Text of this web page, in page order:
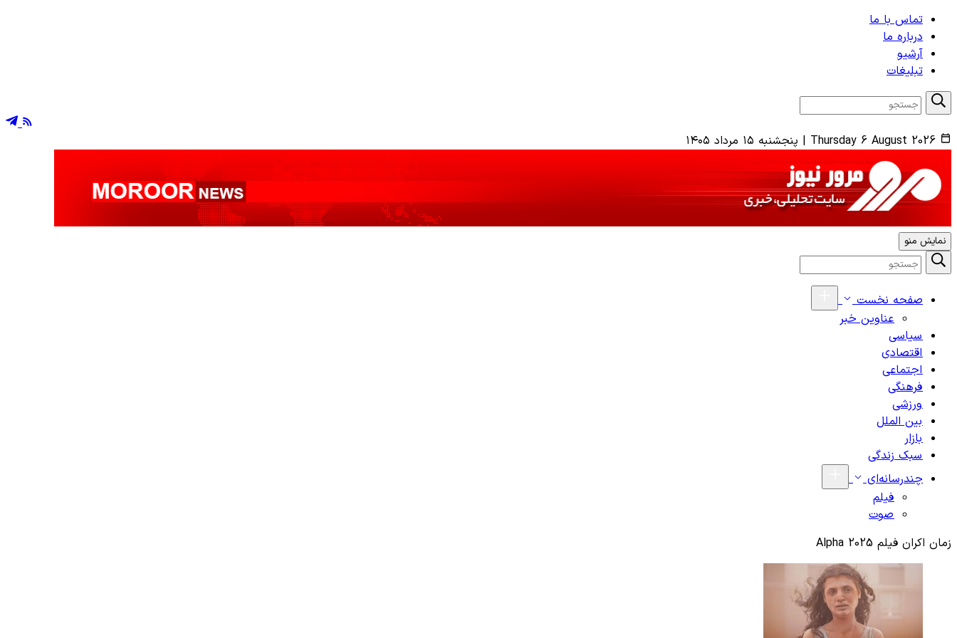
تماس با ما
درباره ما
آرشیو
تبلیغات
Thursday 6 August 2026
| پنجشنبه ۱۵ مرداد ۱۴۰۵
نمایش منو
صفحه نخست
عناوین خبر
سیاسی
اقتصادی
اجتماعی
فرهنگی
ورزشی
بین الملل
بازار
سبک زندگی
چندرسانه‌ای
فیلم
صوت
زمان اکران فیلم Alpha 2025